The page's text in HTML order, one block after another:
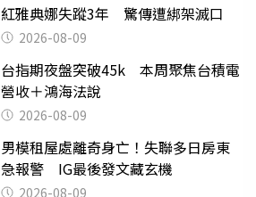
紅雅典娜失蹤3年 驚傳遭綁架滅口
2026-08-09
台指期夜盤突破45k 本周聚焦台積電
營收＋鴻海法說
2026-08-09
男模租屋處離奇身亡！失聯多日房東
急報警 IG最後發文藏玄機
2026-08-09